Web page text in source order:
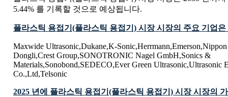
5.44% 를 기록할 것으로 예상됩니다.
플라스틱 용접기(플라스틱 용접기) 시장 시장의 주요 기업
Maxwide Ultrasonic,Dukane,K-
Dongli,Crest Group,SONOTRONIC Nagel GmbH,Sonics &
Materials,Sonobond,SEDECO,Ever Green Ultrasonic,Ultrasonic
Co.,Ltd,Telsonic
2025 년에 플라스틱 용접기(플라스틱 용접기) 시장 시장의